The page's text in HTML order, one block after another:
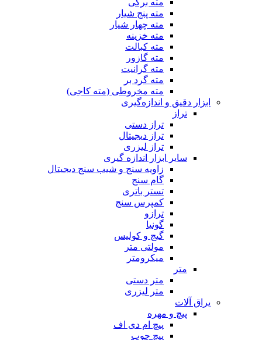
مته پنج شیار
مته چهار شیار
مته خزینه
مته کبالت
مته گازور
مته گرانیت
مته گرد بر
مته مخروطی (مته کاجی)
ابزار دقیق و اندازه‌گیری
تراز
تراز دستی
تراز دیجیتال
تراز لیزری
سایر ابزار اندازه گیری
زاویه سنج و شیب سنج دیجیتال
گام سنج
تستر باتری
کمپرس سنج
ترازو
گونیا
گیج و کولیس
مولتی متر
میکرومتر
متر
متر دستی
متر لیزری
یراق آلات
پیچ و مهره
پیچ ام دی اف
پیچ چوب